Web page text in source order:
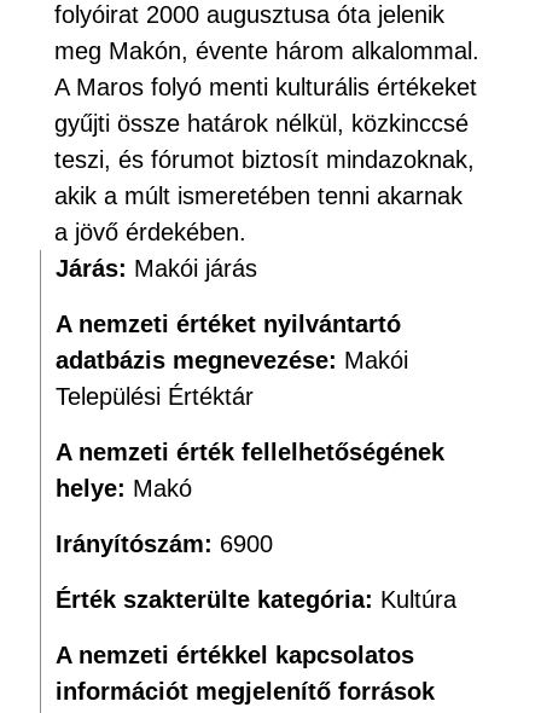
folyóirat 2000 augusztusa óta jelenik
meg Makón, évente három alkalommal.
A Maros folyó menti kulturális értékeket
gyűjti össze határok nélkül, közkinccsé
teszi, és fórumot biztosít mindazoknak,
akik a múlt ismeretében tenni akarnak
a jövő érdekében.
Járás: Makói járás
A nemzeti értéket nyilvántartó
adatbázis megnevezése: Makói
Települési Értéktár
A nemzeti érték fellelhetőségének
helye: Makó
Irányítószám: 6900
Érték szakterülte kategória: Kultúra
A nemzeti értékkel kapcsolatos
információt megjelenítő források